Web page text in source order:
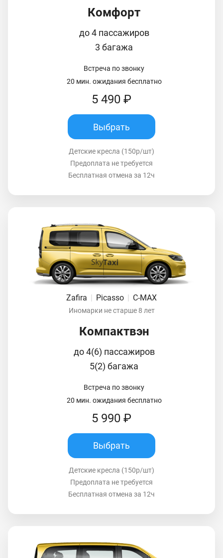
Комфорт
до 4 пассажиров
3 багажа
Встреча по звонку
20 мин. ожидания бесплатно
5 490 ₽
Выбрать
Детские кресла (150р/шт)
Предоплата не требуется
Бесплатная отмена за 12ч
Zafira | Picasso | C-MAX
Иномарки не старше 8 лет
Компактвэн
до 4(6) пассажиров
5(2) багажа
Встреча по звонку
20 мин. ожидания бесплатно
5 990 ₽
Выбрать
Детские кресла (150р/шт)
Предоплата не требуется
Бесплатная отмена за 12ч